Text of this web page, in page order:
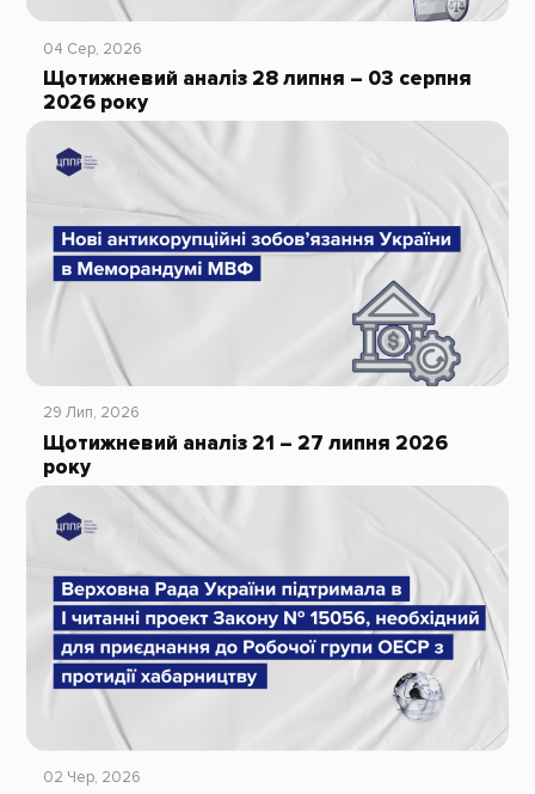
04 Сер, 2026
Щотижневий аналіз 28 липня – 03 серпня
2026 року
29 Лип, 2026
Щотижневий аналіз 21 – 27 липня 2026
року
02 Чер, 2026